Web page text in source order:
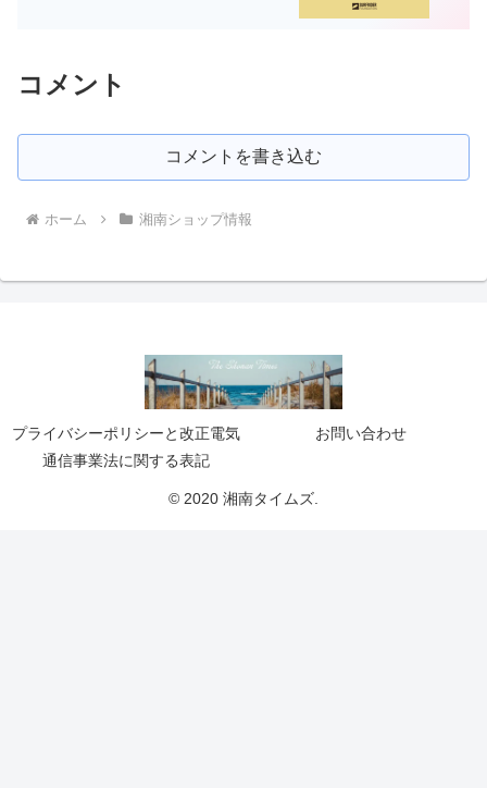
コメント
コメントを書き込む
ホーム 湘南ショップ情報
プライバシーポリシーと改正電気
通信事業法に関する表記
お問い合わせ
© 2020 湘南タイムズ.